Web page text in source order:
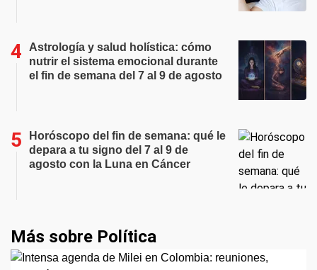
Astrología y salud holística: cómo
nutrir el sistema emocional durante
el fin de semana del 7 al 9 de agosto
Horóscopo del fin de semana: qué le
depara a tu signo del 7 al 9 de
agosto con la Luna en Cáncer
Más sobre Política